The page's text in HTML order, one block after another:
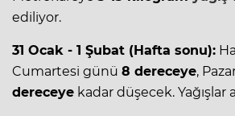
ediliyor.
31 Ocak - 1 Şubat (Hafta sonu):
Cumartesi günü 8 dereceye,
dereceye kadar düşecek. Yağışlar